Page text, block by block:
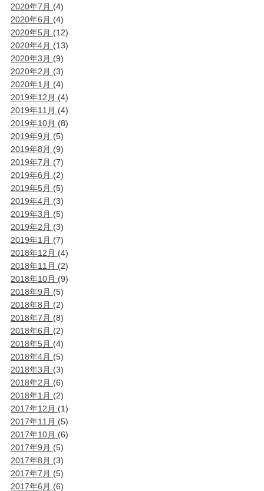
2020年7月 (4)
2020年6月 (4)
2020年5月 (12)
2020年4月 (13)
2020年3月 (9)
2020年2月 (3)
2020年1月 (4)
2019年12月 (4)
2019年11月 (4)
2019年10月 (8)
2019年9月 (5)
2019年8月 (9)
2019年7月 (7)
2019年6月 (2)
2019年5月 (5)
2019年4月 (3)
2019年3月 (5)
2019年2月 (3)
2019年1月 (7)
2018年12月 (4)
2018年11月 (2)
2018年10月 (9)
2018年9月 (5)
2018年8月 (2)
2018年7月 (8)
2018年6月 (2)
2018年5月 (4)
2018年4月 (5)
2018年3月 (3)
2018年2月 (6)
2018年1月 (2)
2017年12月 (1)
2017年11月 (5)
2017年10月 (6)
2017年9月 (5)
2017年8月 (3)
2017年7月 (5)
2017年6月 (6)